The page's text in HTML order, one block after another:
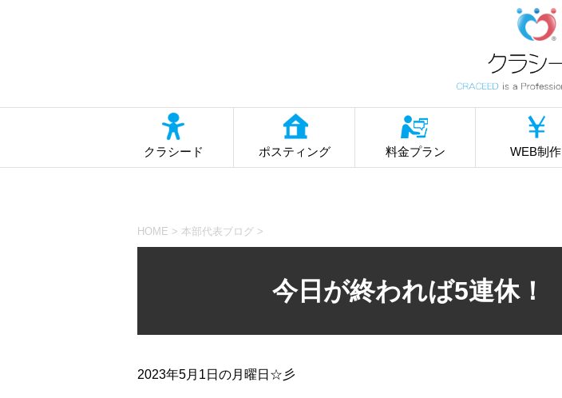
クラシード ポスティング 料金プラン WEB制作
HOME > 本部代表ブログ >
今日が終われば5連休！
2023年5月1日の月曜日☆彡